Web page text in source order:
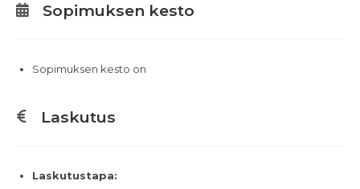
Sopimuksen kesto
Sopimuksen kesto on
Laskutus
Laskutustapa: